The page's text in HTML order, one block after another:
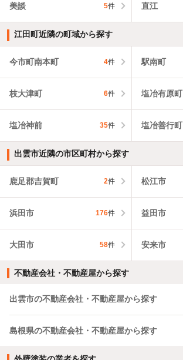
美談 5件 直江
江田町近隣の町域から探す
今市町南本町 4件 駅南町
枝大津町 6件 塩冶有原町
塩冶神前 35件 塩冶善行町
出雲市近隣の市区町村から探す
鹿足郡吉賀町 2件 松江市
浜田市 176件 益田市
大田市 58件 安来市
不動産会社・不動産屋から探す
出雲市の不動産会社・不動産屋から探す
島根県の不動産会社・不動産屋から探す